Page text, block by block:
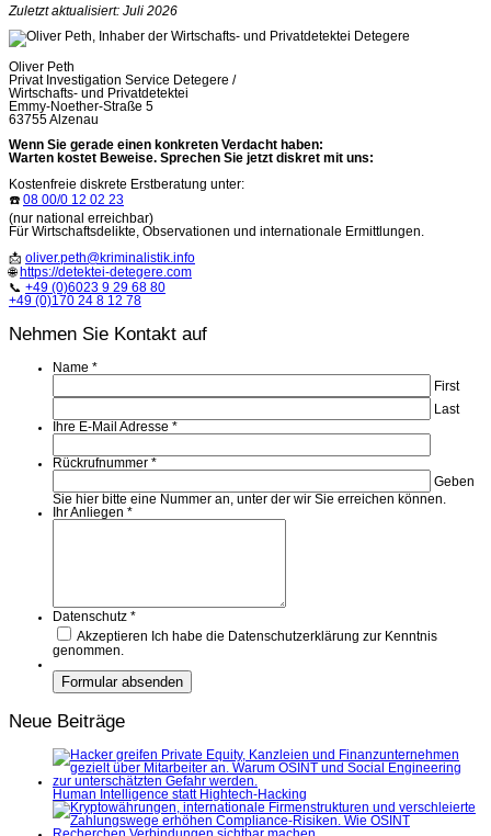
Zuletzt aktualisiert: Juli 2026
Oliver Peth
Privat Investigation Service Detegere /
Wirtschafts- und Privatdetektei
Emmy-Noether-Straße 5
63755 Alzenau
Wenn Sie gerade einen konkreten Verdacht haben:
Warten kostet Beweise. Sprechen Sie jetzt diskret mit uns:
Kostenfreie diskrete Erstberatung unter:
☎️ 08 00/0 12 02 23
(nur national erreichbar)
Für Wirtschaftsdelikte, Observationen und internationale Ermittlungen.
📩 oliver.peth@kriminalistik.info
🌐 https://detektei-detegere.com
📞 +49 (0)6023 9 29 68 80
+49 (0)170 24 8 12 78
Nehmen Sie Kontakt auf
Name *
First
Last
Ihre E-Mail Adresse *
Rückrufnummer *
Geben
Sie hier bitte eine Nummer an, unter der wir Sie erreichen können.
Ihr Anliegen *
Datenschutz *
Akzeptieren Ich habe die Datenschutzerklärung zur Kenntnis
genommen.
Neue Beiträge
Human Intelligence statt Hightech-Hacking